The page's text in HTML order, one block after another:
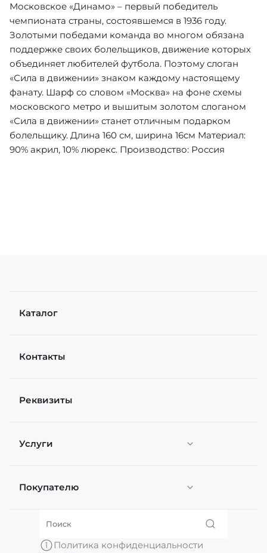
Московское «Динамо» – первый победитель
чемпионата страны, состоявшемся в 1936 году.
Золотыми победами команда во многом обязана
поддержке своих болельщиков, движение которых
объединяет любителей футбола. Поэтому слоган
«Сила в движении» знаком каждому настоящему
фанату. Шарф со словом «Москва» на фоне схемы
московского метро и вышитым золотом слоганом
«Сила в движении» станет отличным подарком
болельщику. Длина 160 см, ширина 16см Материал:
90% акрил, 10% люрекс. Производство: Россия
Каталог
Контакты
Реквизиты
Услуги
Персонификация
Покупателю
О нас
Политика конфиденциальности